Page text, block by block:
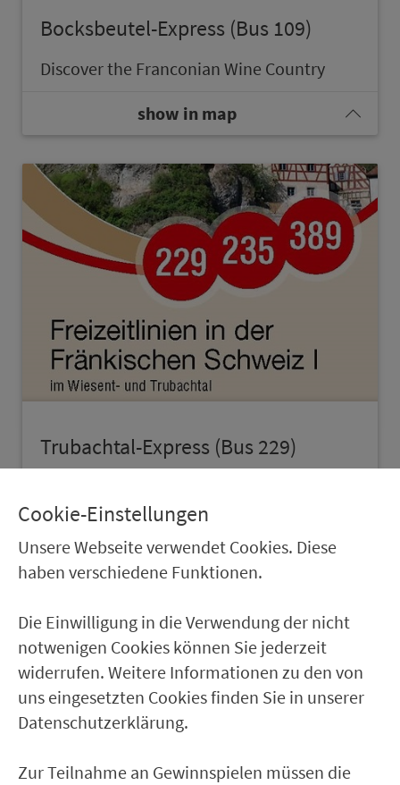
Bocksbeutel-Express (Bus 109)
Discover the Franconian Wine Country
show in map
Trubachtal-Express (Bus 229)
the "Fünf-Seidla-Steig" breweries.
show in map
Cookie-Einstellungen
Unsere Webseite verwendet Cookies. Diese
haben verschiedene Funktionen.
Die Einwilligung in die Verwendung der nicht
notwenigen Cookies können Sie jederzeit
widerrufen. Weitere Informationen zu den von
uns eingesetzten Cookies finden Sie in unserer
Datenschutzerklärung.
Zur Teilnahme an Gewinnspielen müssen die